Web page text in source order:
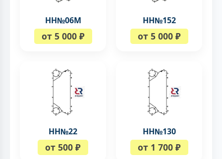
НН№06М
от 5 000 ₽
НН№152
от 5 000 ₽
НН№22
от 500 ₽
НН№130
от 1 700 ₽